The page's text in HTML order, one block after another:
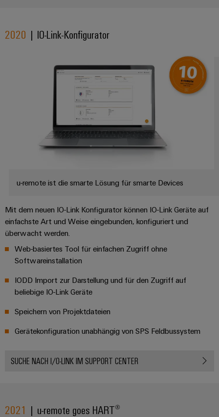
2020 | IO-Link-Konfigurator
u-remote ist die smarte Lösung für smarte Devices
Mit dem neuen IO-Link Konfigurator können IO-Link Geräte auf
einfachste Art und Weise eingebunden, konfiguriert und
überwacht werden​.
Web-basiertes Tool für einfachen Zugriff ohne
Softwareinstallation​
IODD Import zur Darstellung und für den Zugriff auf
beliebige IO-Link Geräte​
Speichern von Projektdateien
Gerätekonfiguration unabhängig von SPS Feldbussystem
SUCHE NACH I/O-LINK IM SUPPORT CENTER
2021 | u-remote goes HART®